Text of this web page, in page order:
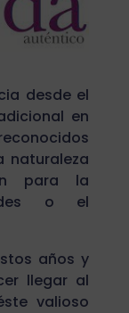
desde el
en
naturaleza
para la
o el
años y
llegar al
valioso